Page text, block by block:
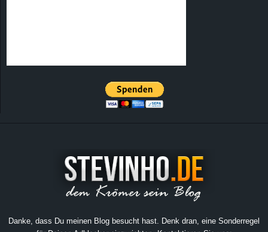
Danke, dass Du meinen Blog besucht hast. Denk dran, eine Sonderregel